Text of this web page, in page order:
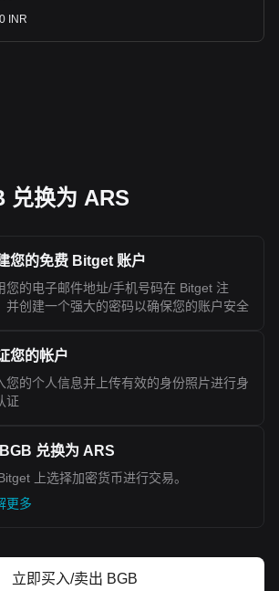
INR
兑换为 ARS
您的免费 Bitget 账户
您的电子邮件地址/手机号码在 Bitget 注
并创建一个强大的密码以确保您的账户安全
您的帐户
您的个人信息并上传有效的身份照片进行身
证
兑换为 ARS
上选择加密货币进行交易。
更多
立即买入/卖出 BGB